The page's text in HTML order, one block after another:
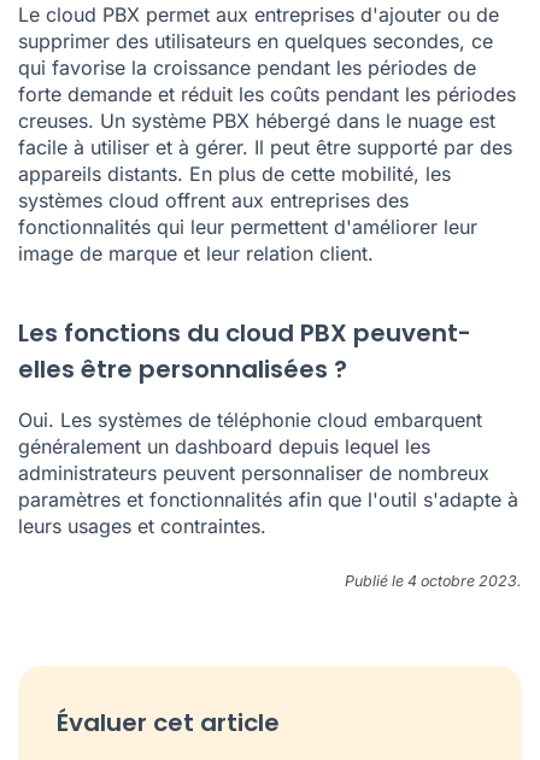
Le cloud PBX permet aux entreprises d'ajouter ou de
supprimer des utilisateurs en quelques secondes, ce
qui favorise la croissance pendant les périodes de
forte demande et réduit les coûts pendant les périodes
creuses. Un système PBX hébergé dans le nuage est
facile à utiliser et à gérer. Il peut être supporté par des
appareils distants. En plus de cette mobilité, les
systèmes cloud offrent aux entreprises des
fonctionnalités qui leur permettent d'améliorer leur
image de marque et leur relation client.
Les fonctions du cloud PBX peuvent-
elles être personnalisées ?
Oui. Les systèmes de téléphonie cloud embarquent
généralement un dashboard depuis lequel les
administrateurs peuvent personnaliser de nombreux
paramètres et fonctionnalités afin que l'outil s'adapte à
leurs usages et contraintes.
Publié le 4 octobre 2023.
Évaluer cet article